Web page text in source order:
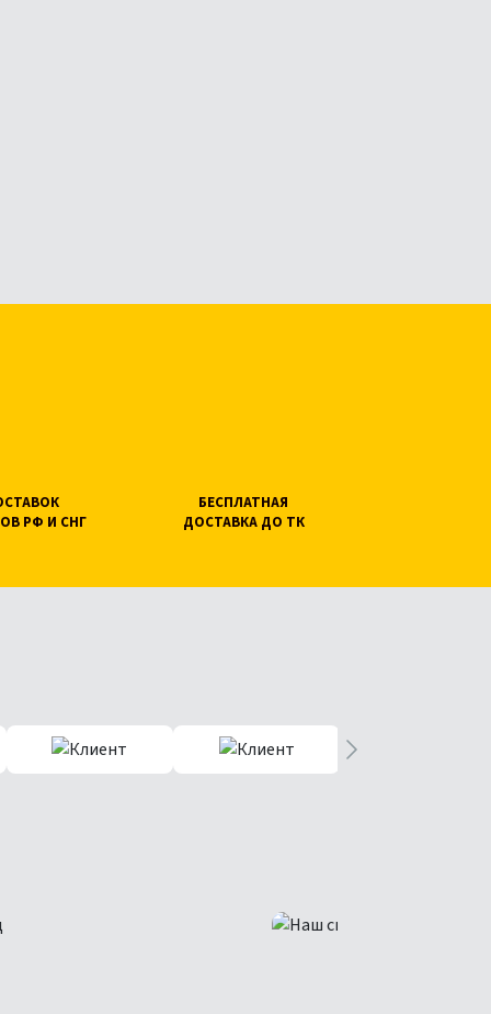
РФ И СНГ
БЕСПЛАТНАЯ
ДОСТАВКА ДО ТК